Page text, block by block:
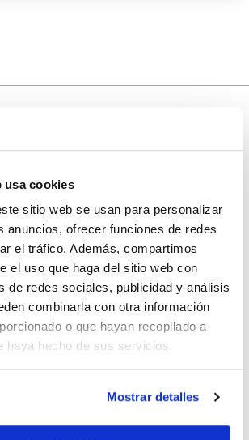
usa cookies
sitio web se usan para personalizar
anuncios, ofrecer funciones de redes
el tráfico. Además, compartimos
el uso que haga del sitio web con
de redes sociales, publicidad y análisis
combinarla con otra información
o que hayan recopilado a
haya hecho de sus servicios.
Mostrar detalles
de descuento
primera compra.
newsletter para recibir nuestrasofertas
de descuento en tu primera compra.